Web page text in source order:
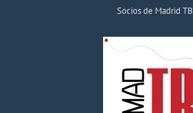
Socios de Madrid TB